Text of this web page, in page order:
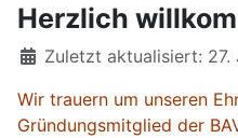
Herzlich
DetailsZuletzt aktualisiert: 27.
Wir trauern um unseren
Gründungsmitglied der